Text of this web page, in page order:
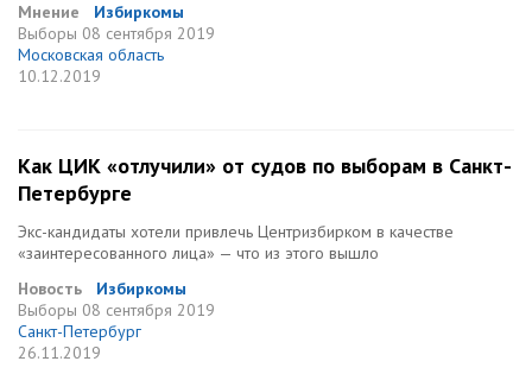
Мнение
Избиркомы
Выборы 08 сентября 2019
Московская область
10.12.2019
Как ЦИК «отлучили» от судов по выборам в Санкт-
Петербурге
Экс-кандидаты хотели привлечь Центризбирком в качестве
«заинтересованного лица» — что из этого вышло
Новость
Избиркомы
Выборы 08 сентября 2019
Санкт-Петербург
26.11.2019